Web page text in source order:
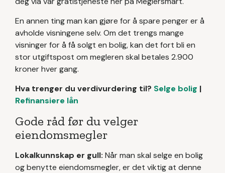
En annen ting man kan gjøre for å spare penger er å
avholde visningene selv. Om det trengs mange
visninger for å få solgt en bolig, kan det fort bli en
stor utgiftspost om megleren skal betales 2.900
kroner hver gang.
Hva trenger du verdivurdering til? Selge bolig |
Refinansiere lån
Gode råd før du velger
eiendomsmegler
Lokalkunnskap er gull: Når man skal selge en bolig
og benytte eiendomsmegler, er det viktig at denne